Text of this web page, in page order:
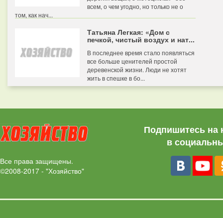
всем, о чем угодно, но только не о
том, как нач...
Татьяна Легкая: «Дом с
печкой, чистый воздух и нат...
В последнее время стало появляться
все больше ценителей простой
деревенской жизни. Люди не хотят
жить в спешке в бо...
Все права защищены.
©2008-2017 - "Хозяйство"
Подпишитесь на
в